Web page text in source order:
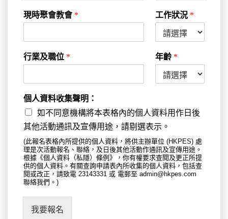
現時聚會教會 * 工作狀況 *
行業及職位 * 年齡 *
個人資料收集聲明：
如不同意機構將本表格內的個人資料用作日後
其他活動通訊及宣傳用途，請剔選表示。
(此報名表格內所提供的個人資料，將供主辦單位 (HKPES) 處
理是次活動報名、聯絡，及日後其他活動作通訊及宣傳用途。
根據《個人資料（私隱）條例》，你有權要求查閱及更正所提
供的個人資料。有關查詢申請表內所收集的個人資料，包括查
閱或改正，請致電 23143331 或 電郵至 admin@hkpes.com
聯絡我們。)
我要報名